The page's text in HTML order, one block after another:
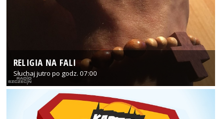
RELIGIA NA FALI
Słuchaj jutro po godz. 07:00